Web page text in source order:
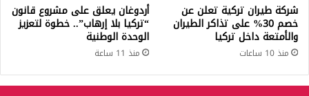
شركة طيران تركية تعلن عن
خصم 30% على تذاكر الطيران
والأمتعة داخل تركيا
منذ 10 ساعات
أردوغان يعلق على مشروع قانون
“تركيا بلا إرهاب”.. خطوة لتعزيز
الوحدة الوطنية
منذ 11 ساعة